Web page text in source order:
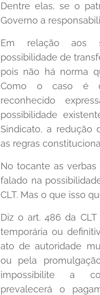
Dentre elas, se o
Governo a
Em relação aos
possibilidade de
pois não há norma
Como o caso é
reconhecido
possibilidade
Sindicato, a redução
as regras
No tocante as
falado na
CLT. Mas o que isso
Diz o art. 486 da
temporária ou
ato de autoridade
ou pela
impossibilite a
prevalecerá o